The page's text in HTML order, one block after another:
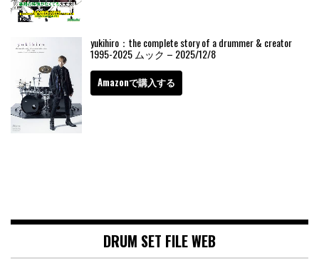
yukihiro：the complete story of a drummer & creator
1995-2025 ムック – 2025/12/8
Amazonで購入する
DRUM SET FILE WEB